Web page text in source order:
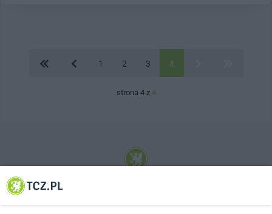
1 2 3 4
strona 4 z 4
© 2001-2026 Tczew - TCZ.PL Sp. z o.o. Internetowy Serwis Informacyjny Miasta